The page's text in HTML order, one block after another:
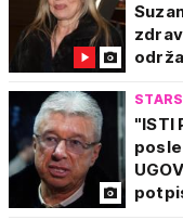
STARS
"ISTI